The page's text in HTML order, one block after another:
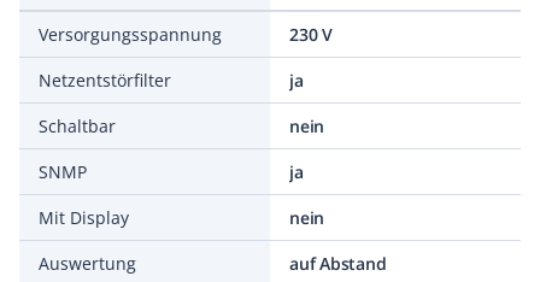
Versorgungsspannung
230 V
Netzentstörfilter
ja
Schaltbar
nein
SNMP
ja
Mit Display
nein
Auswertung
auf Abstand